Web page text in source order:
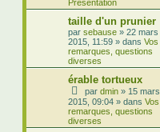
Présentation
taille d'un prunier
par sebause » 22 mars
2015, 11:59 » dans Vos
remarques, questions
diverses
érable tortueux
par dmin » 15 mars
2015, 09:04 » dans Vos
remarques, questions
diverses